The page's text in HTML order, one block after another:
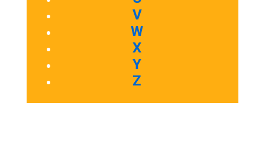
V
W
X
Y
Z